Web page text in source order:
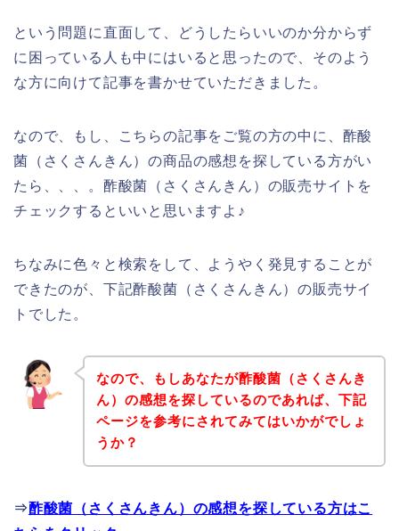
という問題に直面して、どうしたらいいのか分からず
に困っている人も中にはいると思ったので、そのよう
な方に向けて記事を書かせていただきました。
なので、もし、こちらの記事をご覧の方の中に、酢酸
菌（さくさんきん）の商品の感想を探している方がい
たら、、、。酢酸菌（さくさんきん）の販売サイトを
チェックするといいと思いますよ♪
ちなみに色々と検索をして、ようやく発見することが
できたのが、下記酢酸菌（さくさんきん）の販売サイ
トでした。
なので、もしあなたが酢酸菌（さくさんき
ん）の感想を探しているのであれば、下記
ページを参考にされてみてはいかがでしょ
うか？
⇒酢酸菌（さくさんきん）の感想を探している方はこ